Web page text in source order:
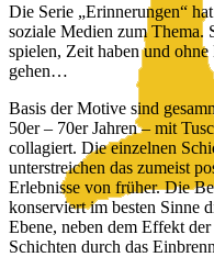
Die Serie „Erinnerungen“
soziale Medien zum Thema.
spielen, Zeit haben und
gehen…
Basis der Motive sind
50er – 70er Jahren – mit
collagiert. Die einzelnen
unterstreichen das zumeist
Erlebnisse von früher. Die
konserviert im besten Sinne
Ebene, neben dem Effekt
Schichten durch das